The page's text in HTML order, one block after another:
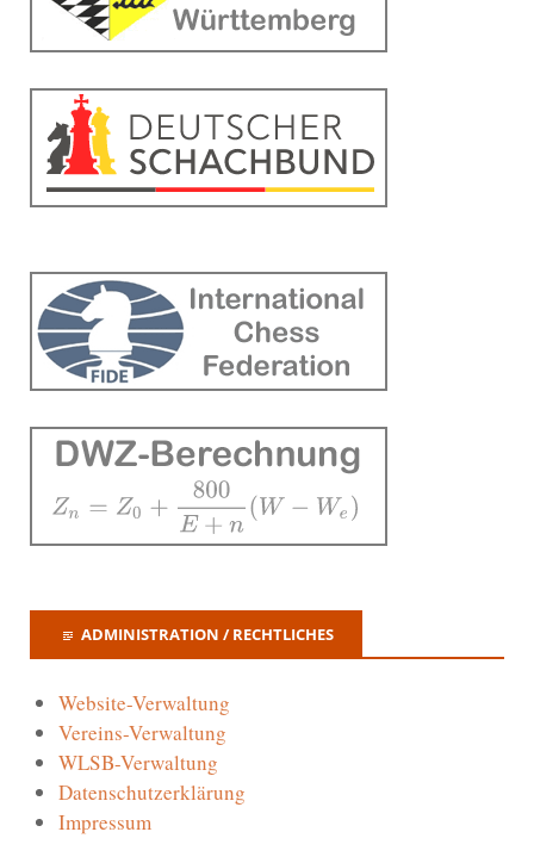
ADMINISTRATION / RECHTLICHES
Website-Verwaltung
Vereins-Verwaltung
WLSB-Verwaltung
Datenschutzerklärung
Impressum